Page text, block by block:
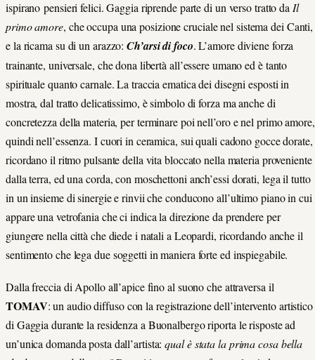
ispirano pensieri felici. Gaggia riprende parte di un verso tratto da Il
primo amore, che occupa una posizione cruciale nel sistema dei Canti,
e la ricama su di un arazzo:Ch’arsi di foco. L’amore diviene forza
trainante, universale, che dona libertà all’essere umano ed è tanto
spirituale quanto carnale. La traccia ematica dei disegni esposti in
mostra, dal tratto delicatissimo, è simbolo di forza ma anche di
concretezza della materia, per terminare poi nell’oro e nel primo amore,
quindi nell’essenza. I cuori in ceramica, sui quali cadono gocce dorate,
ricordano il ritmo pulsante della vita bloccato nella materia proveniente
dalla terra, ed una corda, con moschettoni anch’essi dorati, lega il tutto
in un insieme di sinergie e rinvii che conducono all’ultimo piano in cui
appare una vetrofania che ci indica la direzione da prendere per
giungere nella città che diede i natali a Leopardi, ricordando anche il
sentimento che lega due soggetti in maniera forte ed inspiegabile.
Dalla freccia di Apollo all’apice fino al suono che attraversa il
TOMAV: un audio diffuso con la registrazione dell’intervento artistico
di Gaggia durante la residenza a Buonalbergo riporta le risposte ad
un’unica domanda posta dall’artista:qual è stata la prima cosa bella